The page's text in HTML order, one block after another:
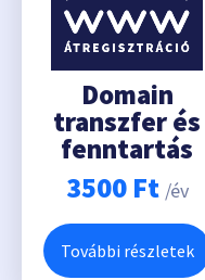
Domain
transzfer és
fenntartás
3500 Ft /év
További részletek